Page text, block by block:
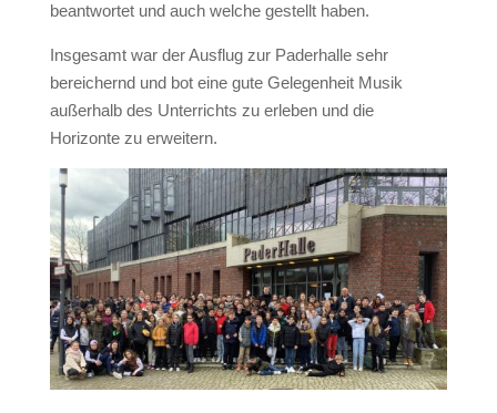
beantwortet und auch welche gestellt haben.
Insgesamt war der Ausflug zur Paderhalle sehr
bereichernd und bot eine gute Gelegenheit Musik
außerhalb des Unterrichts zu erleben und die
Horizonte zu erweitern.